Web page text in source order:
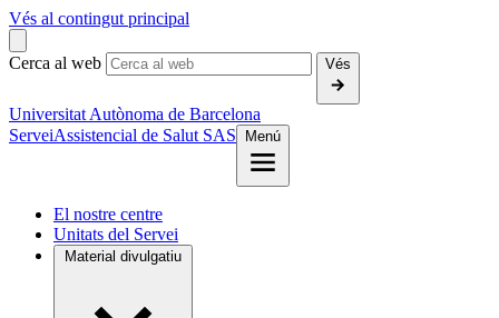
Vés al contingut principal
Cerca al web Vés
Universitat Autònoma de Barcelona
ServeiAssistencial de Salut SAS Menú
El nostre centre
Unitats del Servei
Material divulgatiu